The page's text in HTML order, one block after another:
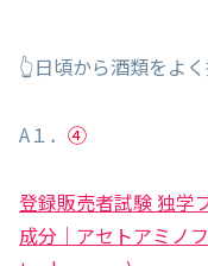
👆日頃から酒類をよ
A１． ④
登録販売者試験 独学
成分｜アセトアミノ